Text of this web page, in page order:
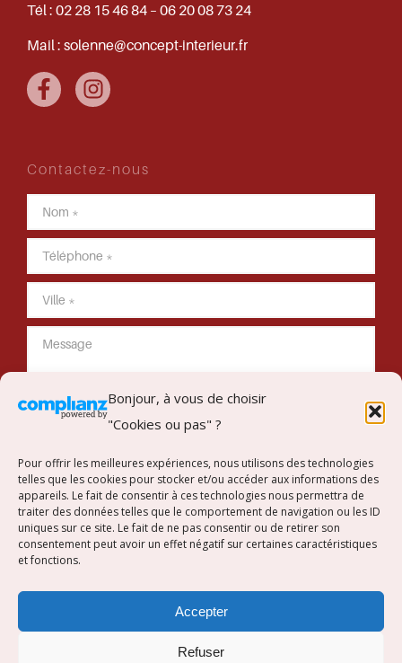
Bonjour, à vous de choisir
"Cookies ou pas" ?
Pour offrir les meilleures expériences, nous utilisons des technologies
telles que les cookies pour stocker et/ou accéder aux informations des
appareils. Le fait de consentir à ces technologies nous permettra de
traiter des données telles que le comportement de navigation ou les ID
uniques sur ce site. Le fait de ne pas consentir ou de retirer son
consentement peut avoir un effet négatif sur certaines caractéristiques
et fonctions.
Accepter
Refuser
Tél : 02 28 15 46 84 – 06 20 08 73 24
Mail : solenne@concept-interieur.fr
Contactez-nous
Envoyer mon message
Suivez-nous sur Instagram